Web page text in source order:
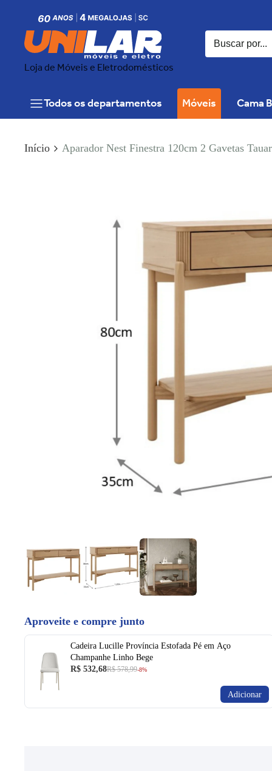
Loja de Móveis e Eletrodomésticos
Todos os departamentos Móveis Cama
Início Aparador Nest Finestra 120cm 2 Gavetas
Aproveite e compre junto
Cadeira Lucille Província Estofada Pé em Aço
Champanhe Linho Bege
R$ 532,68R$ 578,99-8%
Adicionar